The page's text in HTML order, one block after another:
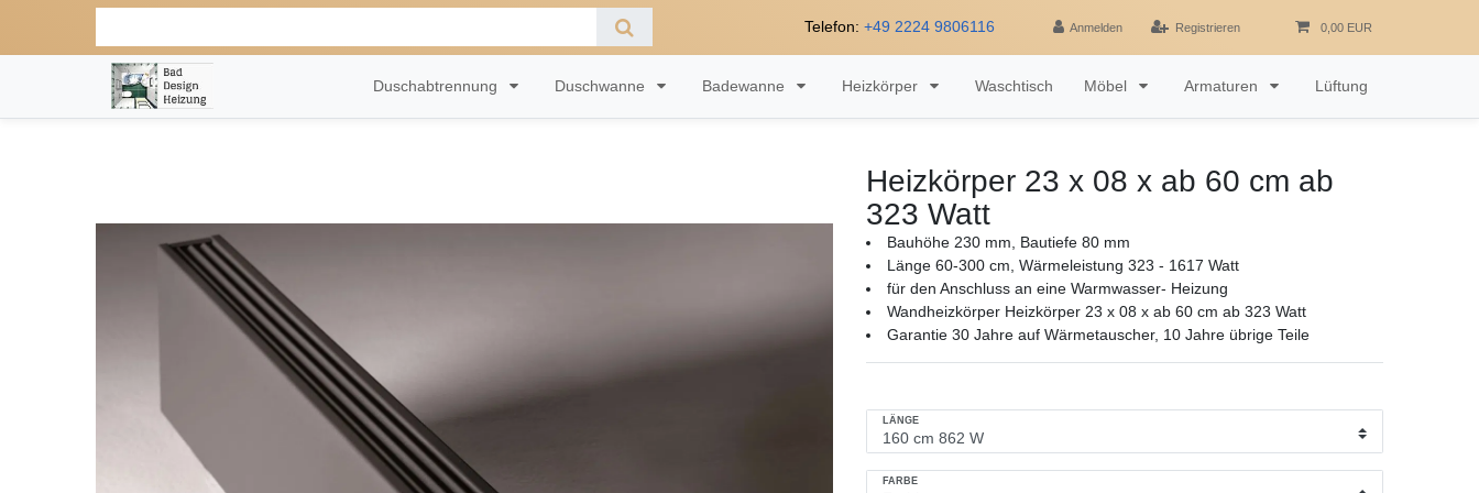
Telefon: +49 2224 9806116 Anmelden Registrieren 0,00 EUR
Duschabtrennung Duschwanne Badewanne Heizkörper Waschtisch Möbel Armaturen Lüftung
Heizkörper 23 x 08 x ab 60 cm ab
323 Watt
Bauhöhe 230 mm, Bautiefe 80 mm
Länge 60-300 cm, Wärmeleistung 323 - 1617 Watt
für den Anschluss an eine Warmwasser- Heizung
Wandheizkörper Heizkörper 23 x 08 x ab 60 cm ab 323 Watt
Garantie 30 Jahre auf Wärmetauscher, 10 Jahre übrige Teile
LÄNGE
FARBE